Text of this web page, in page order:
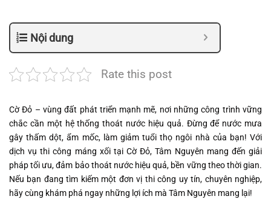
Nội dung
Rate this post
Cờ Đỏ – vùng đất phát triển mạnh mẽ, nơi những công trình vững
chắc cần một hệ thống thoát nước hiệu quả. Đừng để nước mưa
gây thấm dột, ẩm mốc, làm giảm tuổi thọ ngôi nhà của bạn! Với
dịch vụ thi công máng xối tại Cờ Đỏ, Tâm Nguyên mang đến giải
pháp tối ưu, đảm bảo thoát nước hiệu quả, bền vững theo thời gian.
Nếu bạn đang tìm kiếm một đơn vị thi công uy tín, chuyên nghiệp,
hãy cùng khám phá ngay những lợi ích mà Tâm Nguyên mang lại!